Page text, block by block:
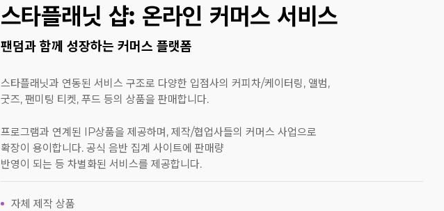
스타플래닛 샵: 온라인 커머스 서비스
팬덤과 함께 성장하는 커머스 플랫폼
스타플래닛과 연동된 서비스 구조로 다양한 입점사의 커피차/케이터링, 앨범,
굿즈, 팬미팅 티켓, 푸드 등의 상품을 판매합니다.
프로그램과 연계된 IP상품을 제공하며, 제작/협업사들의 커머스 사업으로
확장이 용이합니다. 공식 음반 집계 사이트에 판매량
반영이 되는 등 차별화된 서비스를 제공합니다.
자체 제작 상품